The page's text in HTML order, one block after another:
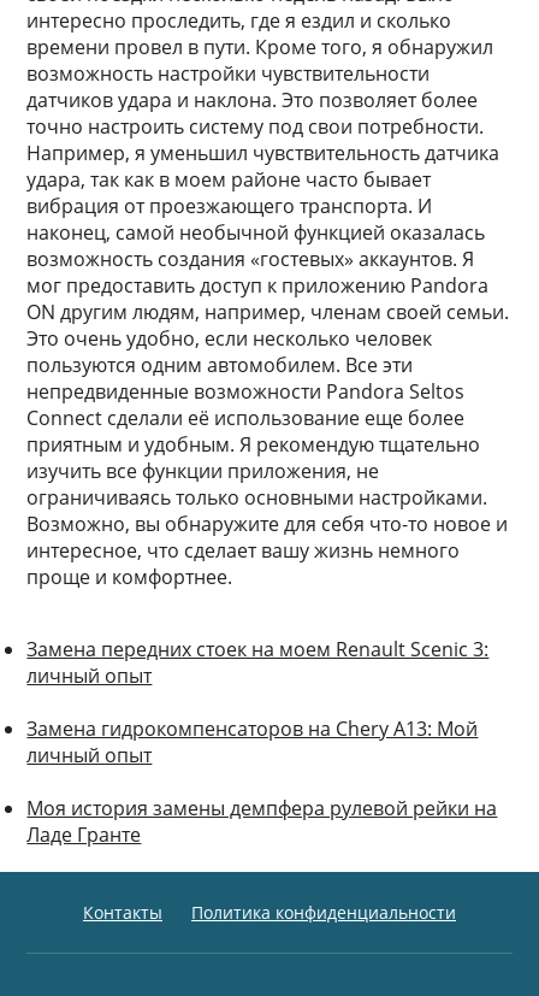
интересно проследить, где я ездил и сколько
времени провел в пути. Кроме того, я обнаружил
возможность настройки чувствительности
датчиков удара и наклона. Это позволяет более
точно настроить систему под свои потребности.
Например, я уменьшил чувствительность датчика
удара, так как в моем районе часто бывает
вибрация от проезжающего транспорта. И
наконец, самой необычной функцией оказалась
возможность создания «гостевых» аккаунтов. Я
мог предоставить доступ к приложению Pandora
ON другим людям, например, членам своей семьи.
Это очень удобно, если несколько человек
пользуются одним автомобилем. Все эти
непредвиденные возможности Pandora Seltos
Connect сделали её использование еще более
приятным и удобным. Я рекомендую тщательно
изучить все функции приложения, не
ограничиваясь только основными настройками.
Возможно, вы обнаружите для себя что-то новое и
интересное, что сделает вашу жизнь немного
проще и комфортнее.
Замена передних стоек на моем Renault Scenic 3:
личный опыт
Замена гидрокомпенсаторов на Chery A13: Мой
личный опыт
Моя история замены демпфера рулевой рейки на
Ладе Гранте
Контакты Политика конфиденциальности